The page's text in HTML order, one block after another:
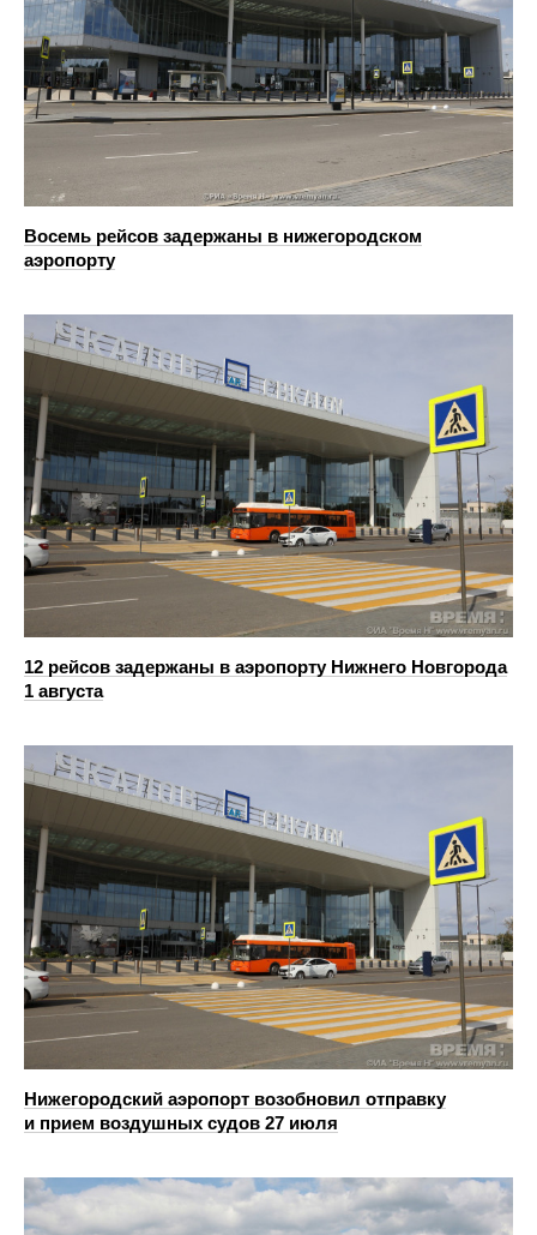
Восемь рейсов задержаны в нижегородском
аэропорту
12 рейсов задержаны в аэропорту Нижнего Новгорода
1 августа
Нижегородский аэропорт возобновил отправку
и прием воздушных судов 27 июля